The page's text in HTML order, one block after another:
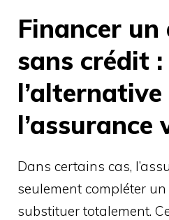
Financer un
sans crédit :
l’alternative
l’assurance
Dans certains cas,
seulement compléter un
substituer totalement.